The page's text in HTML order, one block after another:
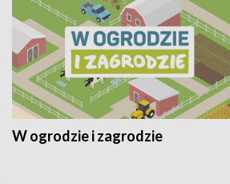
W ogrodzie i zagrodzie